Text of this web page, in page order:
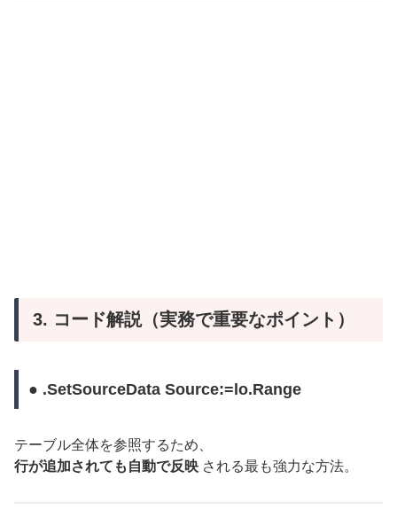
3. コード解説（実務で重要なポイント）
● .SetSourceData Source:=lo.Range
テーブル全体を参照するため、
行が追加されても自動で反映 される最も強力な方法。